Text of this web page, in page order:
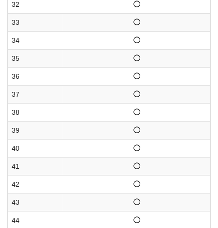
32 ◯
33 ◯
34 ◯
35 ◯
36 ◯
37 ◯
38 ◯
39 ◯
40 ◯
41 ◯
42 ◯
43 ◯
44 ◯